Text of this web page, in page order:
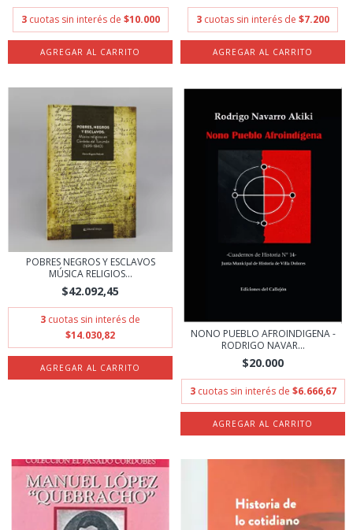
3 cuotas sin interés de $10.000 3 cuotas sin interés de $7.200
POBRES NEGROS Y ESCLAVOS
MÚSICA RELIGIOS...
$42.092,45
3 cuotas sin interés de
$14.030,82
NONO PUEBLO AFROINDIGENA -
RODRIGO NAVAR...
$20.000
3 cuotas sin interés de $6.666,67